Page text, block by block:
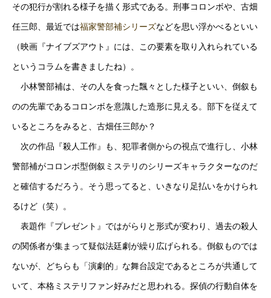
その犯行が割れる様子を描く形式である。刑事コロンボや、古畑
任三郎、最近では福家警部補シリーズなどを思い浮かべるといい
（映画『ナイブズアウト』には、この要素を取り入れられている
というコラムを書きましたね）。
小林警部補は、その人を食った飄々とした様子といい、倒叙も
のの先輩であるコロンボを意識した造形に見える。部下を従えて
いるところをみると、古畑任三郎か？
次の作品『殺人工作』も、犯罪者側からの視点で進行し、小林
警部補がコロンボ型倒叙ミステリのシリーズキャラクターなのだ
と確信するだろう。そう思ってると、いきなり足払いをかけられ
るけど（笑）。
表題作『プレゼント』ではがらりと形式が変わり、過去の殺人
の関係者が集まって疑似法廷劇が繰り広げられる。倒叙ものでは
ないが、どちらも「演劇的」な舞台設定であるところが共通して
いて、本格ミステリファン好みだと思われる。探偵の行動自体を